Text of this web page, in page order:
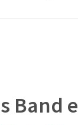
Band